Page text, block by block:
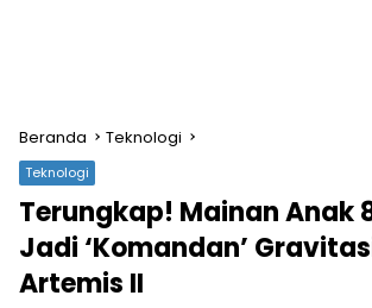
Beranda Teknologi
Teknologi
Terungkap! Mainan Anak
Jadi ‘Komandan’
Artemis II